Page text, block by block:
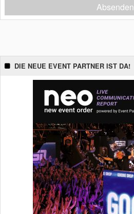
Absenden
DIE NEUE EVENT PARTNER IST DA!